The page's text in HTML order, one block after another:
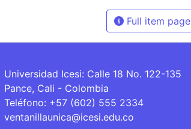
Full item page
Universidad Icesi: Calle 18 No. 122-135
Pance, Cali - Colombia
Teléfono: +57 (602) 555 2334
ventanillaunica@icesi.edu.co